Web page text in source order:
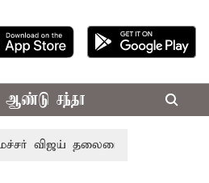
ஆண்டு சந்தா
தலைமையில் இன்று எம்.பி.க்கள்